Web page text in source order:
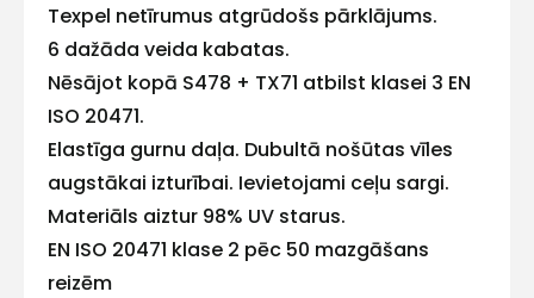
Texpel netīrumus atgrūdošs pārklājums.
6 dažāda veida kabatas.
Nēsājot kopā S478 + TX71 atbilst klasei 3 EN
ISO 20471.
Elastīga gurnu daļa. Dubultā nošūtas vīles
augstākai izturībai. Ievietojami ceļu sargi.
Materiāls aiztur 98% UV starus.
EN ISO 20471 klase 2 pēc 50 mazgāšans
reizēm
Ziņojums